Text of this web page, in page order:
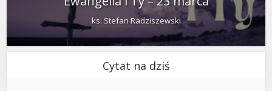
ks. Stefan Radziszewski
Cytat na dziś